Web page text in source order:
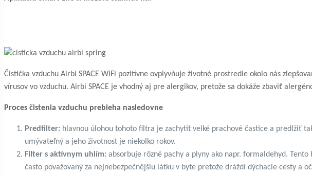
Čistička vzduchu Airbi SPACE WiFi pozitívne ovplyvňuje životné prostredie okolo nás
vírusov vo vzduchu. Airbi SPACE je vhodný aj pre alergikov, pretože sa dokáže zbaviť
Proces čistenia vzduchu prebieha nasledovne
Predfilter: hlavnou úlohou tohoto filtra je zachytit velké prachové častice a predlžiť
umývateľný a jeho životnost je niekolko rokov.
Filter s aktívnym uhlím: absorbuje rôzné pachy a plyny ako napr. formaldehyd.
často považovaný za nejnebezpečnějšiu látku v byte pretože dráždí dýchacie cesty a